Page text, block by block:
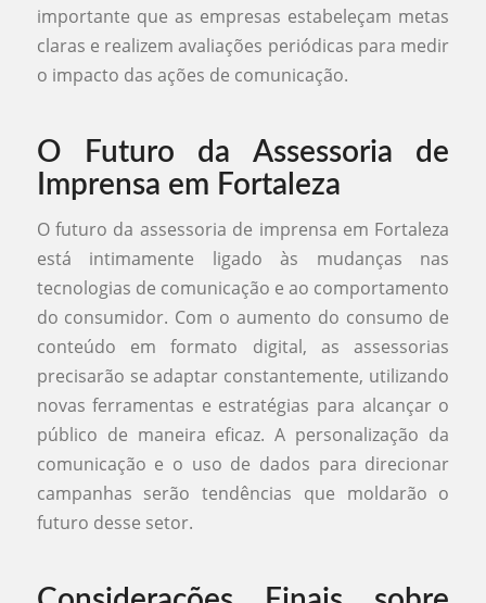
importante que as empresas estabeleçam metas
claras e realizem avaliações periódicas para medir
o impacto das ações de comunicação.
O Futuro da Assessoria de
Imprensa em Fortaleza
O futuro da assessoria de imprensa em Fortaleza
está intimamente ligado às mudanças nas
tecnologias de comunicação e ao comportamento
do consumidor. Com o aumento do consumo de
conteúdo em formato digital, as assessorias
precisarão se adaptar constantemente, utilizando
novas ferramentas e estratégias para alcançar o
público de maneira eficaz. A personalização da
comunicação e o uso de dados para direcionar
campanhas serão tendências que moldarão o
futuro desse setor.